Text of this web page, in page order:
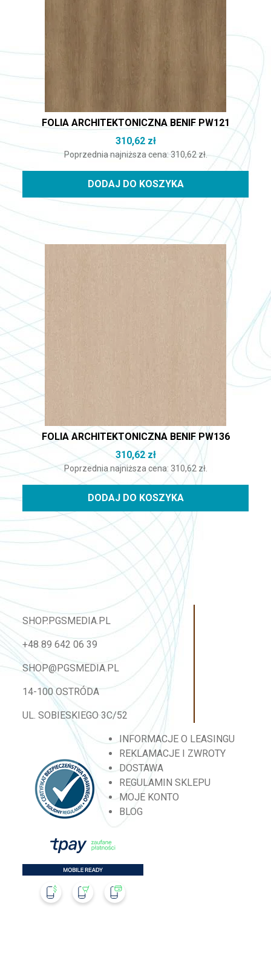
FOLIA ARCHITEKTONICZNA BENIF PW121
310,62 zł
Poprzednia najniższa cena:310,62 zł.
DODAJ DO KOSZYKA
FOLIA ARCHITEKTONICZNA BENIF PW136
310,62 zł
Poprzednia najniższa cena: 310,62 zł.
DODAJ DO KOSZYKA
SHOP.PGSMEDIA.PL
+48 89 642 06 39
SHOP@PGSMEDIA.PL
14-100 OSTRÓDA
UL. SOBIESKIEGO 3C/52
INFORMACJE O LEASINGU
REKLAMACJE I ZWROTY
DOSTAWA
REGULAMIN SKLEPU
MOJE KONTO
BLOG